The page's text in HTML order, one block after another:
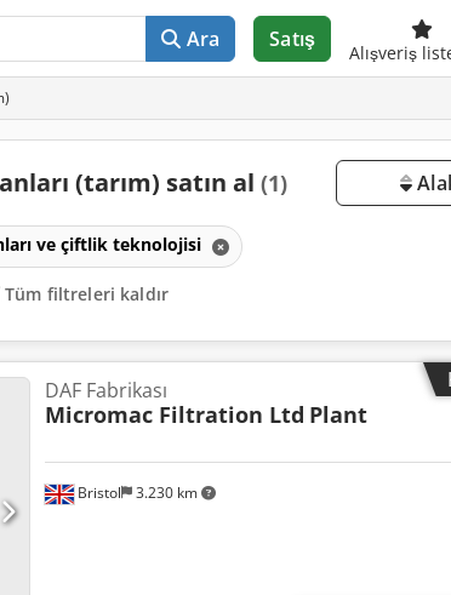
Ara Satış
Alışveriş
(tarım) satın al (1)
ve çiftlik teknolojisi
Tüm filtreleri kaldır
Bristol 3.230 km
DAF Fabrikası
Micromac Filtration Ltd Plant